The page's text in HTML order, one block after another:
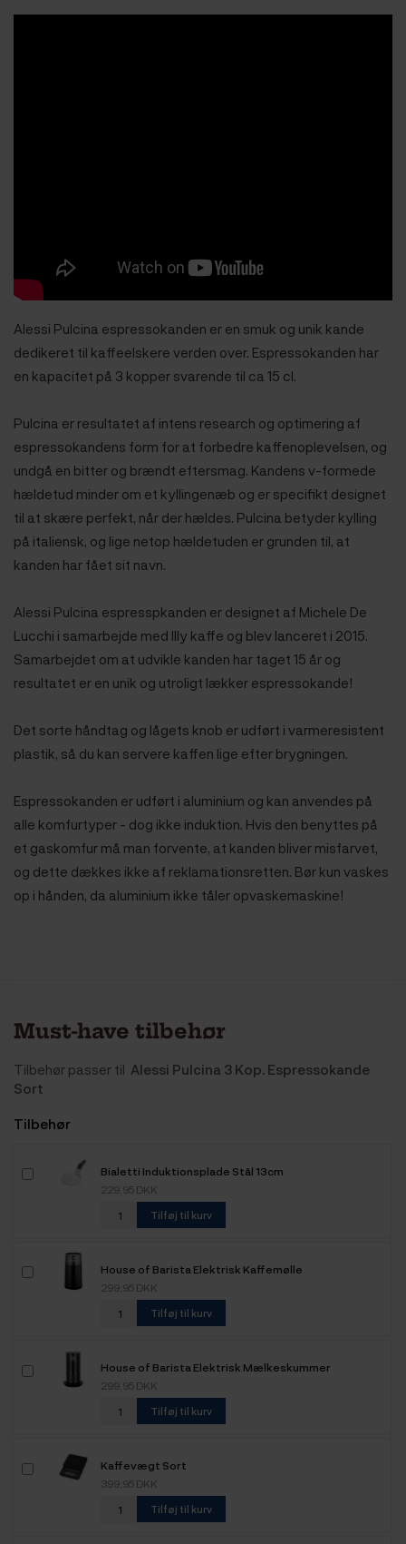
Alessi Pulcina espressokanden er en smuk og unik kande
dedikeret til kaffeelskere verden over. Espressokanden har
en kapacitet på 3 kopper svarende til ca 15 cl.
Pulcina er resultatet af intens research og optimering af
espressokandens form for at forbedre kaffenoplevelsen, og
undgå en bitter og brændt eftersmag. Kandens v-formede
hældetud minder om et kyllingenæb og er specifikt designet
til at skære perfekt, når der hældes. Pulcina betyder kylling
på italiensk, og lige netop hældetuden er grunden til, at
kanden har fået sit navn.
Alessi Pulcina espresspkanden er designet af Michele De
Lucchi i samarbejde med Illy kaffe og blev lanceret i 2015.
Samarbejdet om at udvikle kanden har taget 15 år og
resultatet er en unik og utroligt lækker espressokande!
Det sorte håndtag og lågets knob er udført i varmeresistent
plastik, så du kan servere kaffen lige efter brygningen.
Espressokanden er udført i aluminium og kan anvendes på
alle komfurtyper - dog ikke induktion. Hvis den benyttes på
et gaskomfur må man forvente, at kanden bliver misfarvet,
og dette dækkes ikke af reklamationsretten. Bør kun vaskes
op i hånden, da aluminium ikke tåler opvaskemaskine!
Must-have tilbehør
Tilbehør passer til Alessi Pulcina 3 Kop. Espressokande
Sort
Tilbehør
Bialetti Induktionsplade Stål 13cm
229,95 DKK
Tilføj til kurv
House of Barista Elektrisk Kaffemølle
299,95 DKK
Tilføj til kurv
House of Barista Elektrisk Mælkeskummer
299,95 DKK
Tilføj til kurv
Kaffevægt Sort
399,95 DKK
Tilføj til kurv